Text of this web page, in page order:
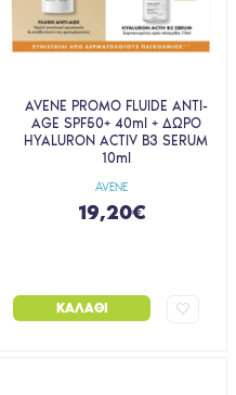
AVENE
AVENE PROMO FLUIDE ANTI-
AGE SPF50+ 40ml + ΔΩΡΟ
HYALURON ACTIV B3 SERUM
10ml
19,20€
ΚΑΛΆΘΙ